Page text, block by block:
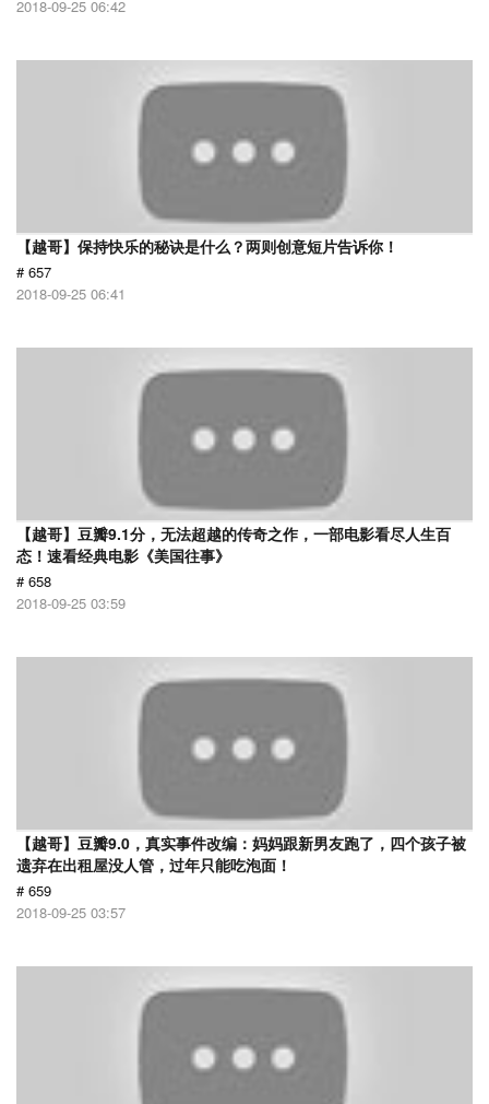
2018-09-25 06:42
【越哥】保持快乐的秘诀是什么？两则创意短片告诉你！
# 657
2018-09-25 06:41
【越哥】豆瓣9.1分，无法超越的传奇之作，一部电影看尽人生百
态！速看经典电影《美国往事》
# 658
2018-09-25 03:59
【越哥】豆瓣9.0，真实事件改编：妈妈跟新男友跑了，四个孩子被
遗弃在出租屋没人管，过年只能吃泡面！
# 659
2018-09-25 03:57